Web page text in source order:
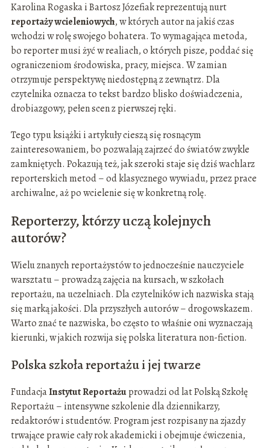
Karolina Rogaska i Bartosz Józefiak reprezentują nurt
reportaży wcieleniowych, w których autor na jakiś czas
wchodzi w rolę swojego bohatera. To wymagająca metoda,
bo reporter musi żyć w realiach, o których pisze, poddać się
ograniczeniom środowiska, pracy, miejsca. W zamian
otrzymuje perspektywę niedostępną z zewnątrz. Dla
czytelnika oznacza to tekst bardzo blisko doświadczenia,
drobiazgowy, pełen scen z pierwszej ręki.
Tego typu książki i artykuły cieszą się rosnącym
zainteresowaniem, bo pozwalają zajrzeć do światów zwykle
zamkniętych. Pokazują też, jak szeroki staje się dziś wachlarz
reporterskich metod – od klasycznego wywiadu, przez prace
archiwalne, aż po wcielenie się w konkretną rolę.
Reporterzy, którzy uczą kolejnych
autorów?
Wielu znanych reportażystów to jednocześnie nauczyciele
warsztatu – prowadzą zajęcia na kursach, w szkołach
reportażu, na uczelniach. Dla czytelników ich nazwiska stają
się marką jakości. Dla przyszłych autorów – drogowskazem.
Warto znać te nazwiska, bo często to właśnie oni wyznaczają
kierunki, w jakich rozwija się polska literatura non-fiction.
Polska szkoła reportażu i jej twarze
FundacjaInstytut Reportażuprowadzi od lat Polską Szkołę
Reportażu – intensywne szkolenie dla dziennikarzy,
redaktorów i studentów. Program jest rozpisany na zjazdy
trwające prawie cały rok akademicki i obejmuje ćwiczenia,